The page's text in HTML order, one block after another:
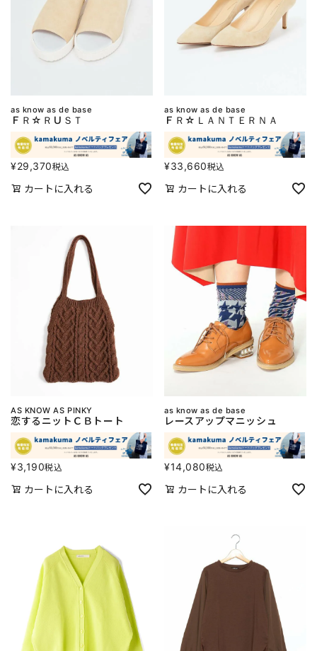
as know as de base
ＦＲ☆ＲＵＳＴ
¥29,370税込
カートに入れる
as know as de base
ＦＲ☆ＬＡＮＴＥＲＮＡ
¥33,660税込
カートに入れる
AS KNOW AS PINKY
恋するニットＣＢトート
¥3,190税込
カートに入れる
as know as de base
レースアップマニッシュ
¥14,080税込
カートに入れる